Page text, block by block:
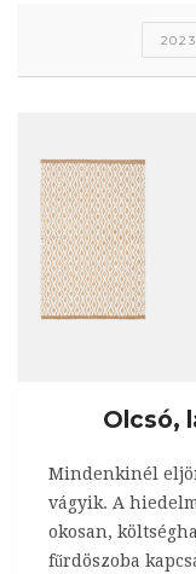
Olcsó,
Mindenkinél
vágyik. A
okosan,
fűrdöszoba